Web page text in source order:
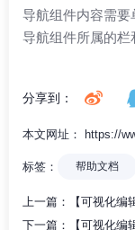
导航组件内容需
导航组件所属的
分享到：
本文网址： https://
标签： 帮助文档
上一篇：
【可视化
下一篇：
【可视化